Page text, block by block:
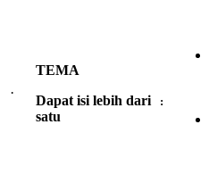
·
TEMA
Dapat isi lebih dari
satu
: